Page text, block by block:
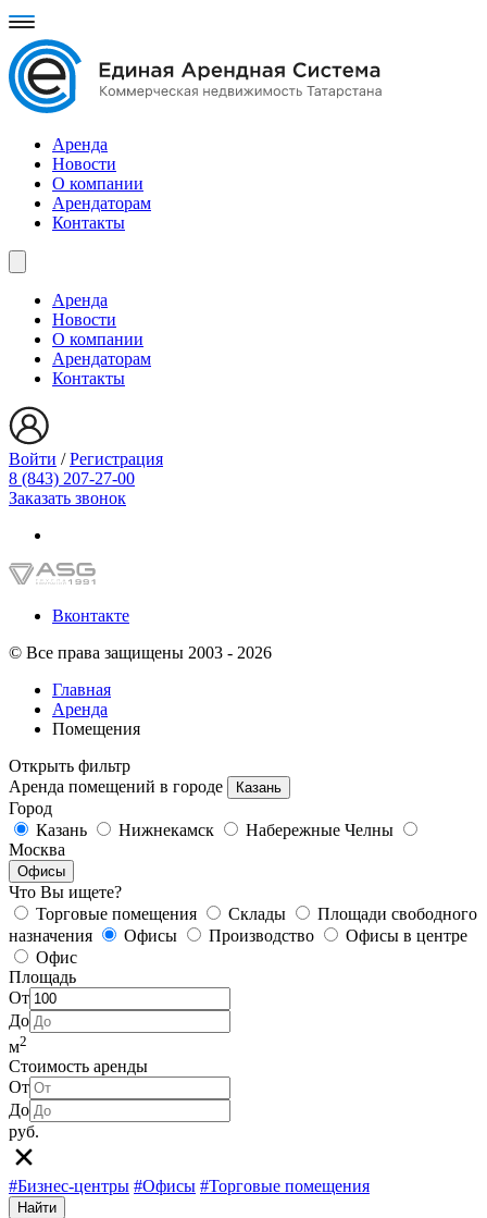
Аренда
Новости
О компании
Арендаторам
Контакты
Аренда
Новости
О компании
Арендаторам
Контакты
Войти /Регистрация
8 (843) 207-27-00
Заказать звонок
Вконтакте
© Все права защищены 2003 - 2026
Главная
Аренда
Помещения
Открыть фильтр
Аренда помещений в городе
Казань
Город
Казань
Нижнекамск
Набережные Челны
Москва
Офисы
Что Вы ищете?
Торговые помещения
Склады
Площади свободного
назначения
Офисы Производство
Офисы в центре
Офис
Площадь
От
До
м2
Стоимость аренды
От
До
руб.
#Бизнес-центры #Офисы #Торговые помещения
Найти